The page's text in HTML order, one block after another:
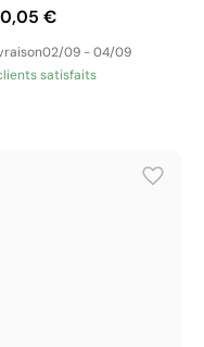
0,05 €
02/09 - 04/09
satisfaits